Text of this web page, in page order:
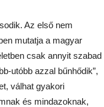
Az első nem
mutatja a magyar
csak annyit szabad
utóbb azzal bűnhődik”,
válhat gyakori
és mindazoknak,